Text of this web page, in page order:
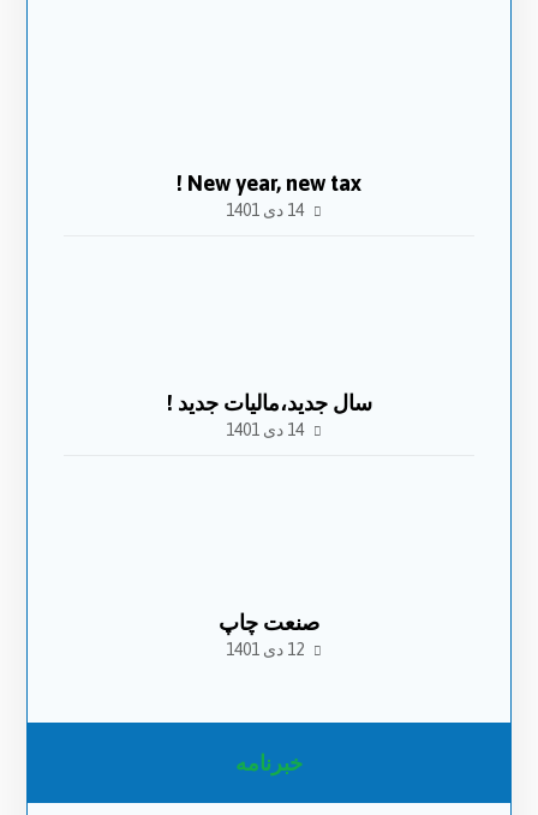
New year, new tax !
14 دی 1401
سال جدید،مالیات جدید !
14 دی 1401
صنعت چاپ
12 دی 1401
خبرنامه